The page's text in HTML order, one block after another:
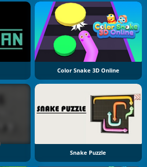
Color Snake 3D Online
Snake Puzzle